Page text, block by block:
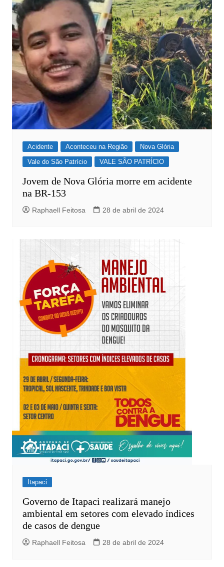
Acidente Aconteceu na Região
Nova Glória
Vale do São Patrício
VALE SÃO PATRÍCIO
Jovem de Nova Glória morre em acidente
na BR-153
Raphaell Feitosa 28 de abril de 2024
Itapaci
Governo de Itapaci realizará manejo
ambiental em setores com elevado índices
de casos de dengue
Raphaell Feitosa 28 de abril de 2024